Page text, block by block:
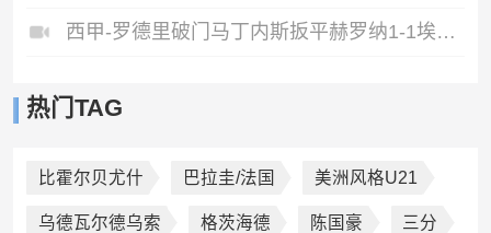
西甲-罗德里破门马丁内斯扳平赫罗纳1-1埃尔切惨遭降级
热门TAG
比霍尔贝尤什 巴拉圭/法国 美洲风格U21
乌德瓦尔德乌索 格茨海德 陈国豪 三分